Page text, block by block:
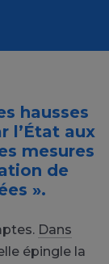
hausses
l’État aux
mesures
de
».
Dans
épingle la